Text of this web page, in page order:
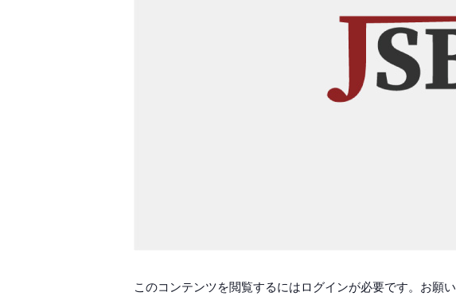
このコンテンツを閲覧するにはログインが必要です。お願い